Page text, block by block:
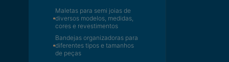
Maletas para semi joias de
diversos modelos, medidas,
cores e revestimentos
Bandejas organizadoras para
diferentes tipos e tamanhos
de peças